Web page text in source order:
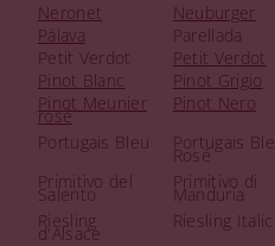
Neronet
Neuburger
Pálava
Parellada
Petit Verdot
Petit Verdot
Pinot Blanc
Pinot Grigio
Pinot Meunier
rosé
Pinot Nero
Portugais Bleu Portugais
Rosé
Primitivo del
Salento
Primitivo di
Manduria
Riesling
d'Alsace
Riesling